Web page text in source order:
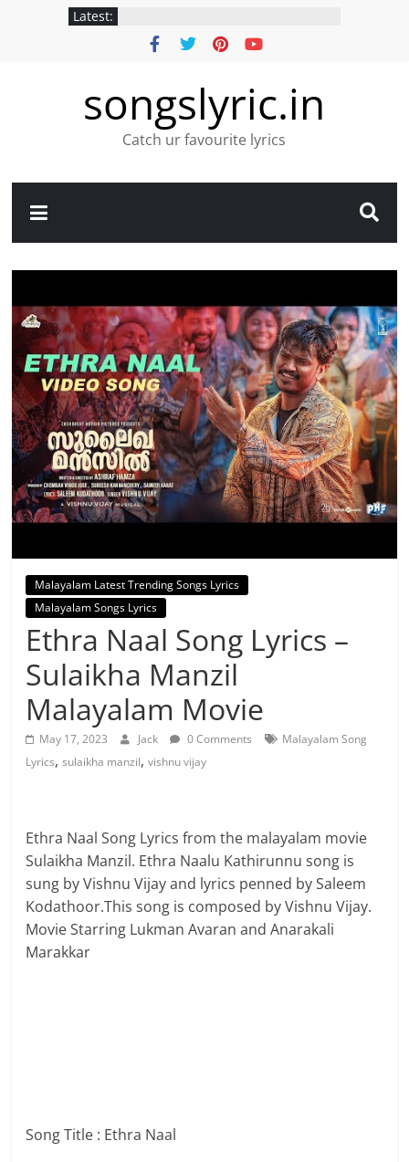
Latest:
songslyric.in
Catch ur favourite lyrics
Malayalam Latest Trending Songs Lyrics
Malayalam Songs Lyrics
Ethra Naal Song Lyrics –
Sulaikha Manzil
Malayalam Movie
May 17, 2023 Jack 0 Comments
Malayalam Song
Lyrics,sulaikha manzil,vishnu vijay
Ethra Naal Song Lyrics from the malayalam movie
Sulaikha Manzil. Ethra Naalu Kathirunnu song is
sung by Vishnu Vijay and lyrics penned by Saleem
Kodathoor.This song is composed by Vishnu Vijay.
Movie Starring Lukman Avaran and Anarakali
Marakkar
Song Title : Ethra Naal